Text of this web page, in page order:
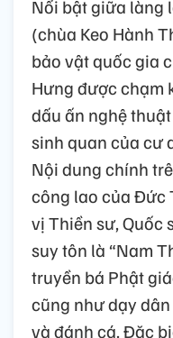
Nổi bật giữa làng
(chùa Keo Hành
bảo vật quốc gia
Hưng được chạm
dấu ấn nghệ
sinh quan của cư
Nội dung chính
công lao của Đức
vị Thiền sư, Quốc
suy tôn là “Nam
truyền bá Phật
cũng như dạy
và đánh cá. Đặc